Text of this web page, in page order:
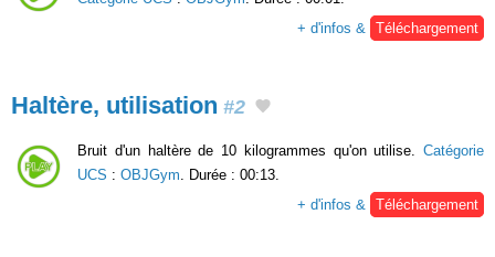
+ d'infos &
Téléchargement
Haltère, utilisation #2
Bruit d'un haltère de 10 kilogrammes qu'on utilise. Catégorie
UCS : OBJGym . Durée : 00:13.
+ d'infos &
Téléchargement